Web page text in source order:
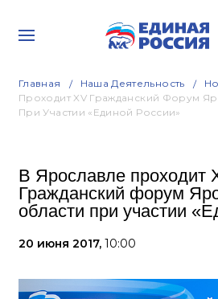
Главная Наша Деятельность
Проходит XV Гражданский Форум
При Участии «Единой России»
В Ярославле проходит
Гражданский форум
области при участии
20 июня 2017, 10:00